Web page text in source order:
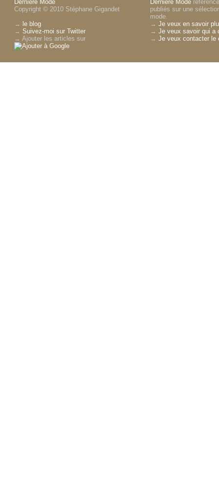
Dernière Mode
Copyright © 2010 Stéphane Gigandet
→
le blog
→Suivez-moi sur Twitter
→ Ajouter les articles sur
Dernière Mode
publiés sur une
mode.
→Je veux en savoir
→Je veux savoir qui a
→Je veux contacter le